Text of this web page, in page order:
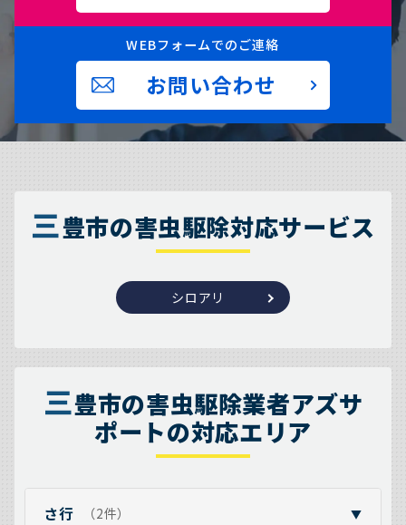
WEBフォームでのご連絡
お問い合わせ
三豊市の害虫駆除対応サービス
シロアリ
三豊市の害虫駆除業者アズサ
ポートの対応エリア
さ行 （2件） ▼